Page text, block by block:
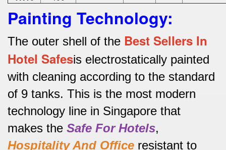
Painting Technology:
The outer shell of the Best Sellers In
Hotel Safesis electrostatically painted
with cleaning according to the standard
of 9 tanks. This is the most modern
technology line in Singapore that
makes the Safe For Hotels,
Hospitality And Office resistant to